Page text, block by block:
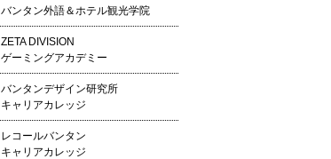
バンタン外語＆ホテル観光学院
ZETA DIVISION
ゲーミングアカデミー
バンタンデザイン研究所
キャリアカレッジ
レコールバンタン
キャリアカレッジ